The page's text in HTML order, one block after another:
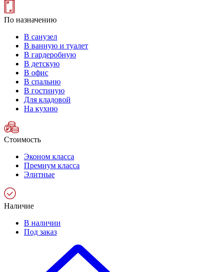
По назначению
В санузел
В ванную и туалет
В гардеробную
В детскую
В офис
В спальню
В гостиную
Для кладовой
На кухню
Стоимость
Эконом класса
Премиум класса
Элитные
Наличие
В наличии
Под заказ